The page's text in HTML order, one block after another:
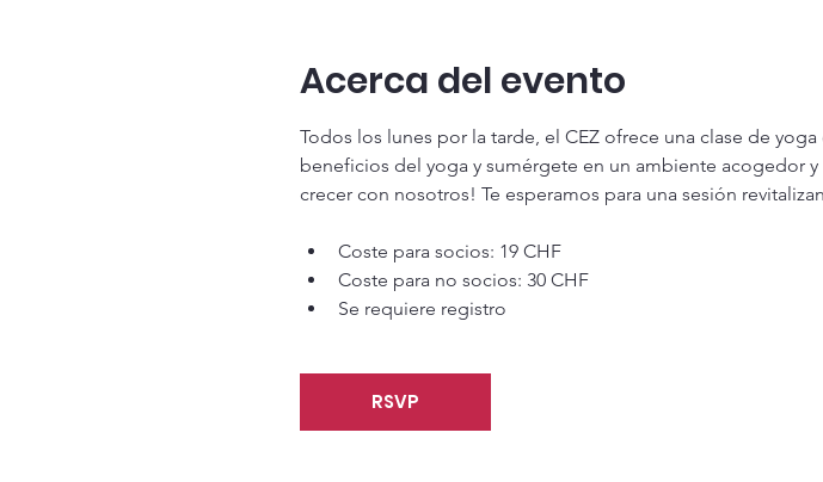
Acerca del evento
Todos los lunes por la tarde, el CEZ ofrece una clase de
beneficios del yoga y sumérgete en un ambiente acogedor
crecer con nosotros! Te esperamos para una sesión
Coste para socios: 19 CHF
Coste para no socios: 30 CHF
Se requiere registro
RSVP